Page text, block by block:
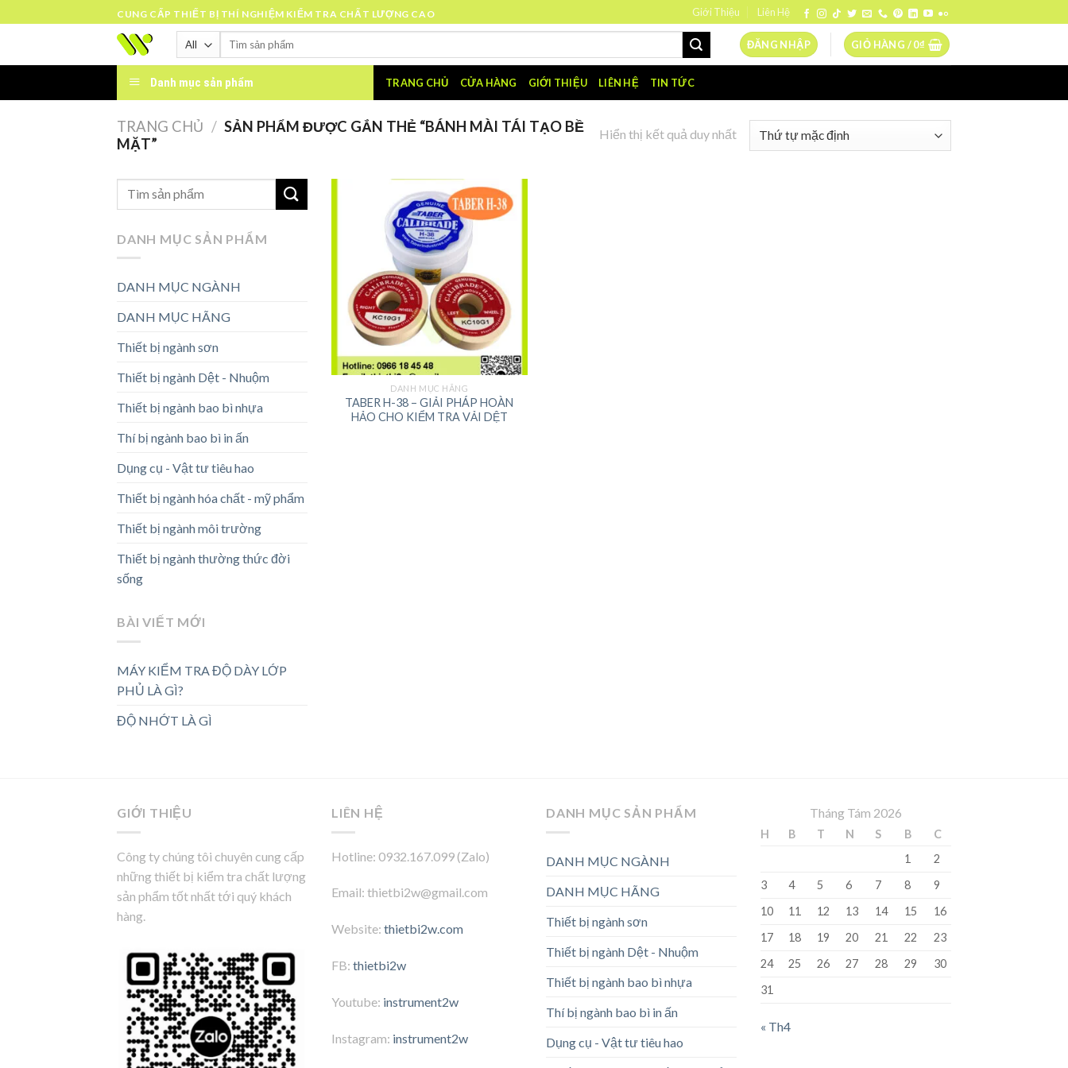
to
CUNG CẤP THIẾT BỊ THÍ NGHIỆM KIỂM TRA CHẤT LƯỢNG CAO Giới Thiệu Liên Hệ
Tìm
ĐĂNG NHẬP GIỎ HÀNG /0₫
Danh mục sản phẩm TRANG CHỦ CỬA HÀNG GIỚI THIỆU LIÊN HỆ TIN TỨC
TRANG CHỦ / SẢN PHẨM ĐƯỢC GẮN THẺ “BÁNH MÀI TÁI TẠO BỀ
MẶT”
Hiển thị kết quả duy nhất
DANH MỤC SẢN PHẨM
DANH MỤC NGÀNH
DANH MỤC HÃNG
Thiết bị ngành sơn
Thiết bị ngành Dệt - Nhuộm
Thiết bị ngành bao bì nhựa
Thí bị ngành bao bì in ấn
Dụng cụ - Vật tư tiêu hao
Thiết bị ngành hóa chất - mỹ phẩm
Thiết bị ngành môi trường
Thiết bị ngành thường thức đời
sống
BÀI VIẾT MỚI
MÁY KIỂM TRA ĐỘ DÀY LỚP
PHỦ LÀ GÌ?
ĐỘ NHỚT LÀ GÌ
DANH MỤC HÃNG
TABER H-38 – GIẢI PHÁP HOÀN
HẢO CHO KIỂM TRA VẢI DỆT
GIỚI THIỆU
Công ty chúng tôi chuyên cung cấp
những thiết bị kiểm tra chất lượng
sản phẩm tốt nhất tới quý khách
hàng.
LIÊN HỆ
Hotline: 0932.167.099 (Zalo)
Email: thietbi2w@gmail.com
Website: thietbi2w.com
FB: thietbi2w
Youtube: instrument2w
Instagram: instrument2w
DANH MỤC SẢN PHẨM
DANH MỤC NGÀNH
DANH MỤC HÃNG
Thiết bị ngành sơn
Thiết bị ngành Dệt - Nhuộm
Thiết bị ngành bao bì nhựa
Thí bị ngành bao bì in ấn
Dụng cụ - Vật tư tiêu hao
Tháng Tám 2026
H B T N S B
C
1
2
3
4 5 6 7 8
9
10
11 12 13 14 15
16
17
18 19 20 21 22
23
24
25 26 27 28 29
30
31
« Th4